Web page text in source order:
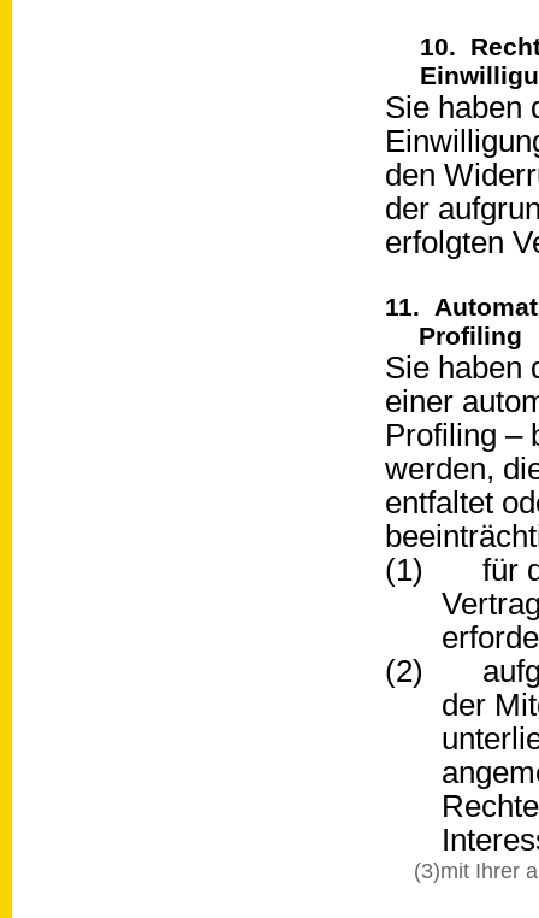
10.
Sie haben
den
der
erfolgten
11.
Profiling
Sie haben
einer
Profiling –
werden,
entfaltet
(1) für
(2)
der
(3)mit Ihrer